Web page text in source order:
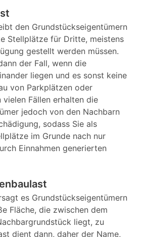
den Grundstückseigentümern
Stellplätze für Dritte, meistens
gestellt werden müssen.
der Fall, wenn die
liegen und es sonst keine
von Parkplätzen oder
Fällen erhalten die
jedoch von den Nachbarn
sodass Sie als
im Grunde nach nur
Einnahmen generierten
es Grundstückseigentümern
Fläche, die zwischen dem
liegt, zu
dient dann, daher der Name,